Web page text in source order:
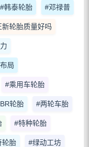
#韩泰轮胎 #邓禄普
新轮胎质量好吗
局
#乘用车轮胎
轮胎 #两轮车胎
#特种轮胎
轮胎 #绿动工坊